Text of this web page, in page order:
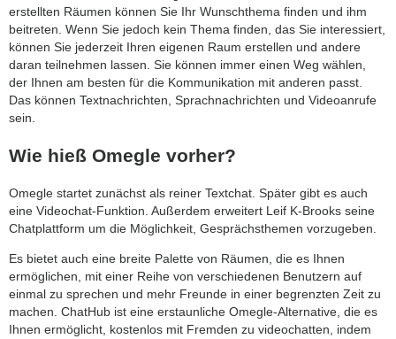
erstellten Räumen können Sie Ihr Wunschthema finden und ihm
beitreten. Wenn Sie jedoch kein Thema finden, das Sie interessiert,
können Sie jederzeit Ihren eigenen Raum erstellen und andere
daran teilnehmen lassen. Sie können immer einen Weg wählen,
der Ihnen am besten für die Kommunikation mit anderen passt.
Das können Textnachrichten, Sprachnachrichten und Videoanrufe
sein.
Wie hieß Omegle vorher?
Omegle startet zunächst als reiner Textchat. Später gibt es auch
eine Videochat-Funktion. Außerdem erweitert Leif K-Brooks seine
Chatplattform um die Möglichkeit, Gesprächsthemen vorzugeben.
Es bietet auch eine breite Palette von Räumen, die es Ihnen
ermöglichen, mit einer Reihe von verschiedenen Benutzern auf
einmal zu sprechen und mehr Freunde in einer begrenzten Zeit zu
machen. ChatHub ist eine erstaunliche Omegle-Alternative, die es
Ihnen ermöglicht, kostenlos mit Fremden zu videochatten, indem